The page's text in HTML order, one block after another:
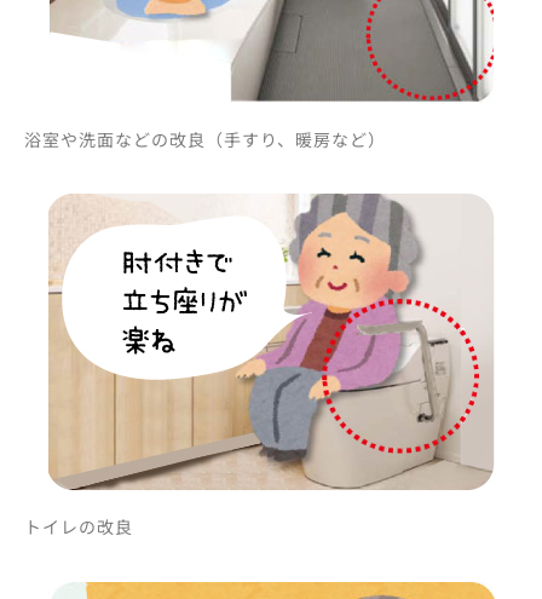
浴室や洗面などの改良（手すり、暖房など）
トイレの改良